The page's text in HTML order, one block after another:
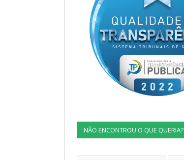
NÃO ENCONTROU O QUE QUERIA?